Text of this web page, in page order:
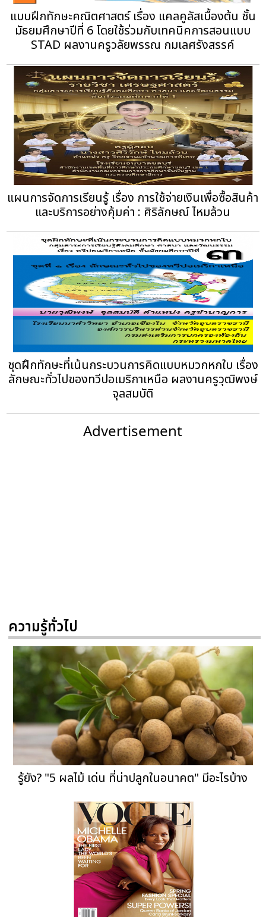
แบบฝึกทักษะคณิตศาสตร์ เรื่อง แคลคูลัสเบื้องต้น ชั้น
มัธยมศึกษาปีที่ 6 โดยใช้ร่วมกับเทคนิคการสอนแบบ
STAD ผลงานครูวลัยพรรณ กมเลศรังสรรค์
แผนการจัดการเรียนรู้ เรื่อง การใช้จ่ายเงินเพื่อซื้อสินค้า
และบริการอย่างคุ้มค่า : ศิริลักษณ์ ไหมล้วน
ชุดฝึกทักษะที่เน้นกระบวนการคิดแบบหมวกหกใบ เรื่อง
ลักษณะทั่วไปของทวีปอเมริกาเหนือ ผลงานครูวุฒิพงษ์
จุลสมบัติ
Advertisement
ความรู้ทั่วไป
รู้ยัง? "5 ผลไม้ เด่น ที่น่าปลูกในอนาคต" มีอะไรบ้าง